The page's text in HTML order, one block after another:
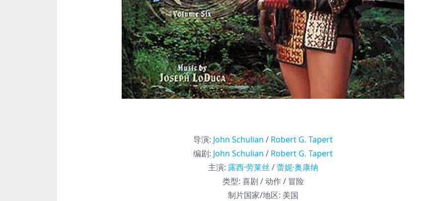
导演: John Schulian / Robert G. Tapert
编剧: John Schulian / Robert G. Tapert
主演: 露西·劳莱丝 /蕾妮·奥康纳
类型: 喜剧 / 动作 / 冒险
制片国家/地区: 美国